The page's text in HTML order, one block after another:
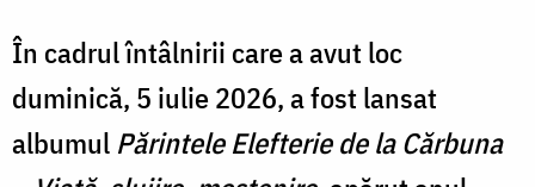
În cadrul întâlnirii care a avut loc
duminică, 5 iulie 2026, a fost lansat
albumul Părintele Elefterie de la Cărbuna